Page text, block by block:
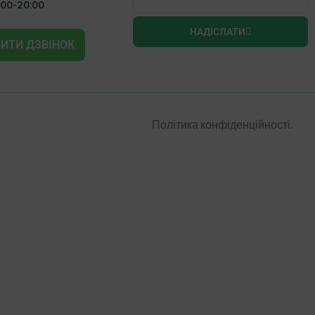
20:00
ДЗВІНОК
НАДІСЛАТИ
Політика конфіденційності.